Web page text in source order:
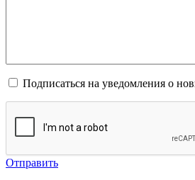
Подписаться на уведомления о
Отправить